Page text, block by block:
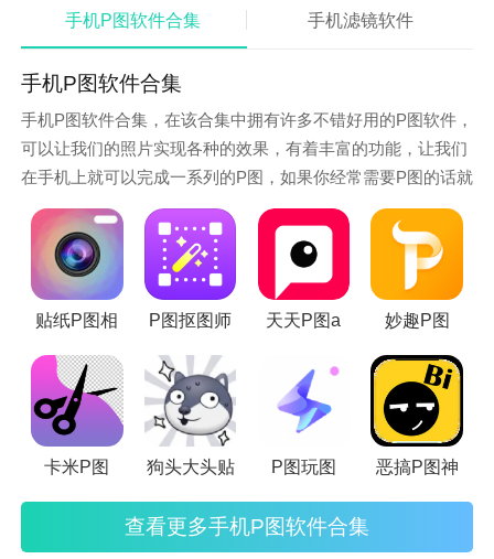
1. 独特的滤镜效果：卡米p图提供了多种独特的滤镜效
果，可以让用户轻松打造出富有艺术感的图片。
2. 智能识别技术：软件内置了智能识别技术，可以自动
识别图片中的主体并进行优化处理，让图片更加突出。
3. 丰富的素材库：软件内置了大量的素材库，包括背
配。
软件玩法
1. 一键美颜：用户可以通过一键美颜功能快速优化人像
图片，让肌肤更加光滑细腻。
2. 自定义编辑：用户可以根据自己的喜好和需求进行自
定义编辑，如调整色彩、添加文字、更换背景等。
3. 分享社交平台：编辑完成后的图片可以直接分享到各
大社交平台，方便用户展示自己的作品。
手机P图软件合集 手机滤镜软件
手机P图软件合集
手机P图软件合集，在该合集中拥有许多不错好用的P图软件，
可以让我们的照片实现各种的效果，有着丰富的功能，让我们
在手机上就可以完成一系列的P图，如果你经常需要P图的话就
来看看吧。
贴纸P图相 P图抠图师 天天P图a 妙趣P图
卡米P图 狗头大头贴 P图玩图 恶搞P图神
查看更多手机P图软件合集